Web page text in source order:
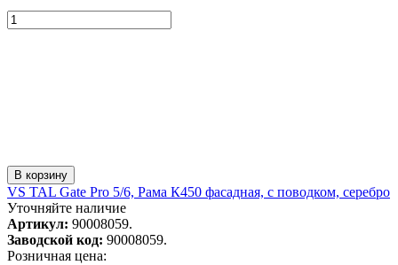
В корзину
VS TAL Gate Pro 5/6, Рама К450 фасадная, с поводком, серебро
Уточняйте наличие
Артикул: 90008059.
Заводской код: 90008059.
Розничная цена: